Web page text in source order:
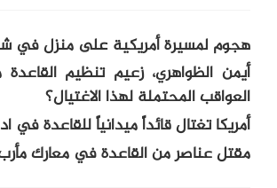
هجوم لمسيرة أمريكية على منزل في
أيمن الظواهري، زعيم تنظيم
العواقب المحتملة لهذا الاغتيال؟
أمريكا تغتال قائداً ميدانياً للقاعدة في
مقتل عناصر من القاعدة في معارك